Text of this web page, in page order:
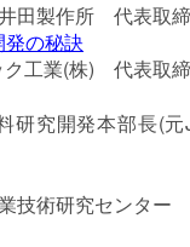
田製作所 代表取
発の秘訣
ク工業(株) 代表取
究開発本部長(元
技術研究センタ